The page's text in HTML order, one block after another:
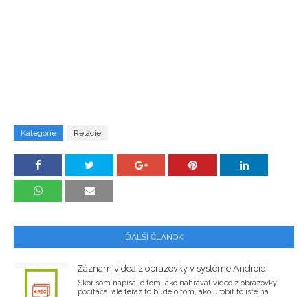
Kategórie Relácie
ĎALŠÍ ČLÁNOK
Záznam videa z obrazovky v systéme Android
Skôr som napísal o tom, ako nahrávať video z obrazovky
počítača, ale teraz to bude o tom, ako urobiť to isté na